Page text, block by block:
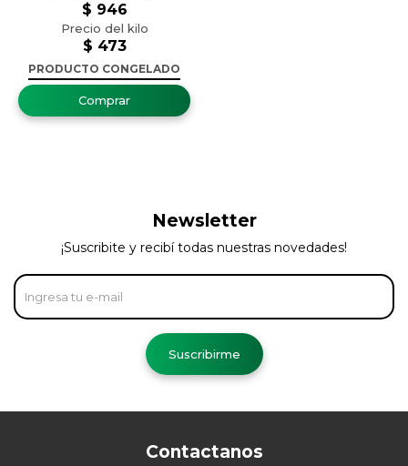
$ 473
$ 946
PRODUCTO CONGELADO
Contactanos
Newsletter
¡Suscribite y recibí todas nuestras novedades!
Suscribirme